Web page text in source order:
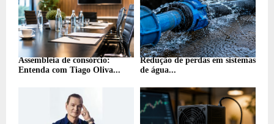
Assembleia de consórcio:
Entenda com Tiago Oliva...
Redução de perdas em sistemas
de água...